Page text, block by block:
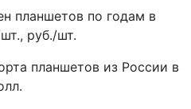
планшетов по годам в
руб./шт.
планшетов из России в